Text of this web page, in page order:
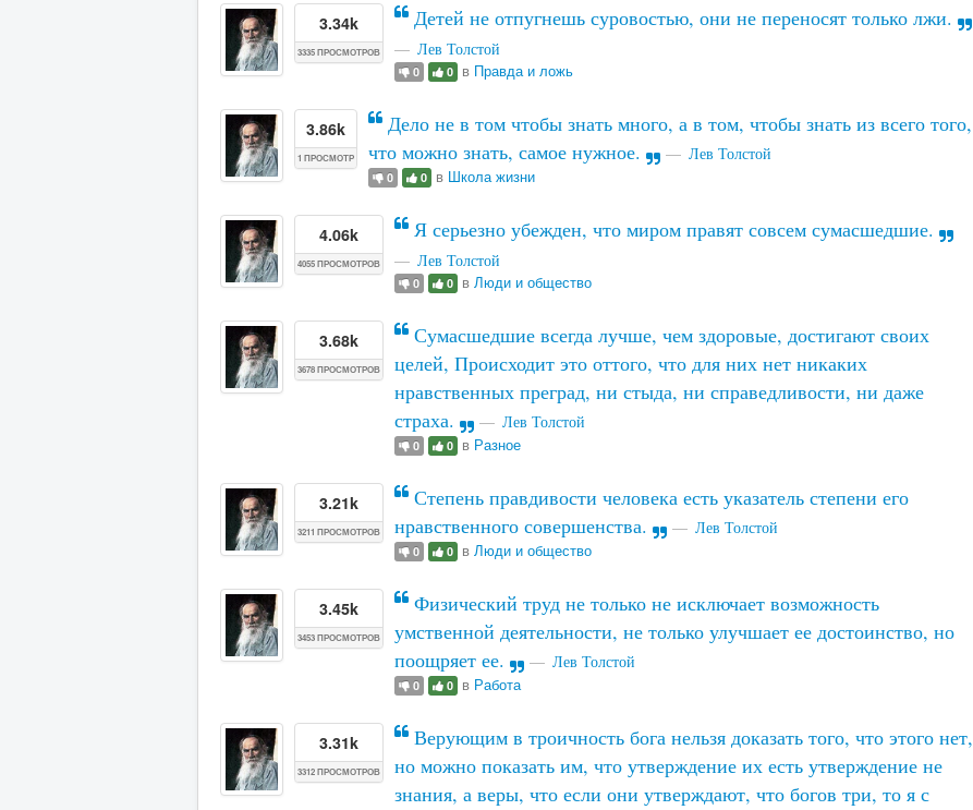
3.34k
3335 ПРОСМОТРОВ
Детей не отпугнешь суровостью, они не переносят только лжи.
Лев Толстой
0 0 в Правда и ложь
3.86k
1 ПРОСМОТР
Дело не в том чтобы знать много, а в том, чтобы знать из всего того,
что можно знать, самое нужное.
Лев Толстой
0 0 в Школа жизни
4.06k
4055 ПРОСМОТРОВ
Я серьезно убежден, что миром правят совсем сумасшедшие.
Лев Толстой
0 0 в Люди и общество
3.68k
3678 ПРОСМОТРОВ
Сумасшедшие всегда лучше, чем здоровые, достигают своих
целей, Происходит это оттого, что для них нет никаких
нравственных преград, ни стыда, ни справедливости, ни даже
страха.
Лев Толстой
0 0 в Разное
3.21k
3211 ПРОСМОТРОВ
Степень правдивости человека есть указатель степени его
нравственного совершенства.
Лев Толстой
0 0 в Люди и общество
3.45k
3453 ПРОСМОТРОВ
Физический труд не только не исключает возможность
умственной деятельности, не только улучшает ее достоинство, но
поощряет ее.
Лев Толстой
0 0 в Работа
3.31k
3312 ПРОСМОТРОВ
Верующим в троичность бога нельзя доказать того, что этого нет,
но можно показать им, что утверждение их есть утверждение не
знания, а веры, что если они утверждают, что богов три, то я с